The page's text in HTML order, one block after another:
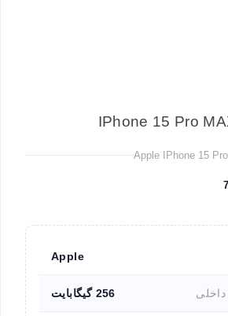
Apple IPhone 15
Apple
256 گیگابایت